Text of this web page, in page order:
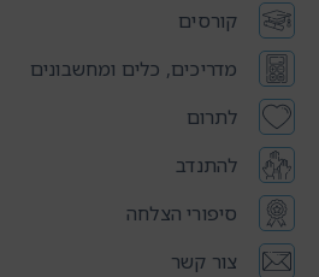
קורסים
מדריכים, כלים ומחשבונים
לתרום
להתנדב
סיפורי הצלחה
צור קשר